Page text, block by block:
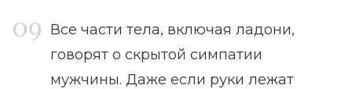
Все части тела, включая ладони,
говорят о скрытой симпатии
мужчины. Даже если руки лежат